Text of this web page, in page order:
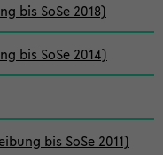
bis SoSe 2018)
bis SoSe 2014)
bis SoSe 2011)